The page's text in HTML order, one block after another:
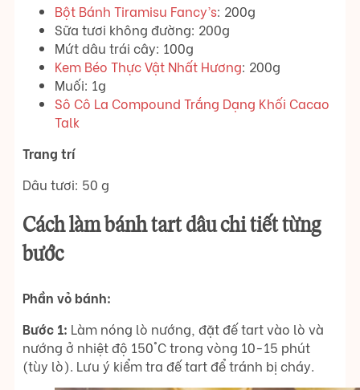
Bột Bánh Tiramisu Fancy’s: 200g
Sữa tươi không đường: 200g
Mứt dâu trái cây: 100g
Kem Béo Thực Vật Nhất Hương: 200g
Muối: 1g
Sô Cô La Compound Trắng Dạng Khối Cacao
Talk
Trang trí
Dâu tươi: 50 g
Cách làm bánh tart dâu chi tiết từng
bước
Phần vỏ bánh:
Bước 1: Làm nóng lò nướng, đặt đế tart vào lò và
nướng ở nhiệt độ 150°C trong vòng 10-15 phút
(tùy lò). Lưu ý kiểm tra đế tart để tránh bị cháy.